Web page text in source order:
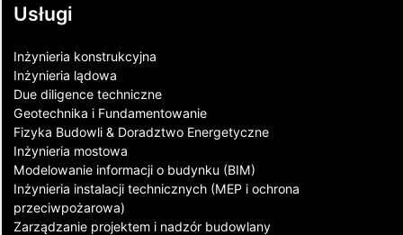
Usługi
Inżynieria konstrukcyjna
Inżynieria lądowa
Due diligence techniczne
Geotechnika i Fundamentowanie
Fizyka Budowli & Doradztwo Energetyczne
Inżynieria mostowa
Modelowanie informacji o budynku (BIM)
Inżynieria instalacji technicznych (MEP i ochrona
przeciwpożarowa)
Zarządzanie projektem i nadzór budowlany